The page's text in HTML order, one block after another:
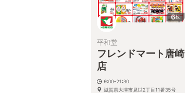
6枚
平和堂
フレンドマート唐崎
店
9:00-21:30
滋賀県大津市見世2丁目11番35号